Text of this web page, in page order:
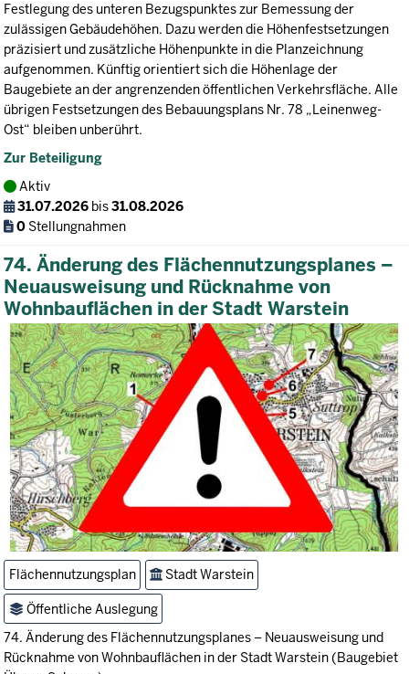
Festlegung des unteren Bezugspunktes zur Bemessung der
zulässigen Gebäudehöhen. Dazu werden die Höhenfestsetzungen
präzisiert und zusätzliche Höhenpunkte in die Planzeichnung
aufgenommen. Künftig orientiert sich die Höhenlage der
Baugebiete an der angrenzenden öffentlichen Verkehrsfläche. Alle
übrigen Festsetzungen des Bebauungsplans Nr. 78 „Leinenweg-
Ost“ bleiben unberührt.
Zur Beteiligung
Aktiv
31.07.2026 bis31.08.2026
0 Stellungnahmen
74. Änderung des Flächennutzungsplanes –
Neuausweisung und Rücknahme von
Wohnbauflächen in der Stadt Warstein
Flächennutzungsplan Stadt Warstein
Öffentliche Auslegung
74. Änderung des Flächennutzungsplanes – Neuausweisung und
Rücknahme von Wohnbauflächen in der Stadt Warstein (Baugebiet